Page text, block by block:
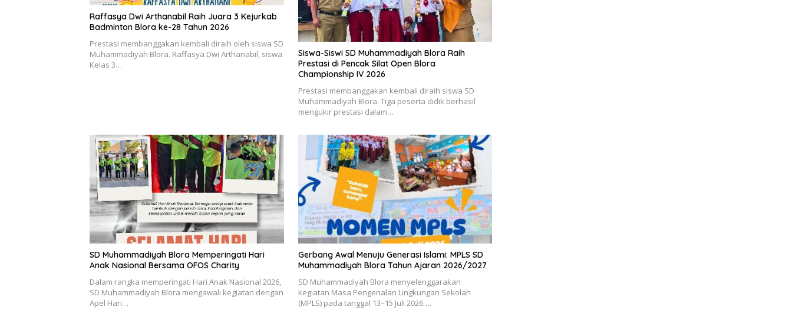
Raffasya Dwi Arthanabil Raih Juara 3 Kejurkab
Badminton Blora ke-28 Tahun 2026
Prestasi membanggakan kembali diraih oleh siswa SD
Muhammadiyah Blora. Raffasya Dwi Arthanabil, siswa
Kelas 3…
Siswa-Siswi SD Muhammadiyah Blora Raih
Prestasi di Pencak Silat Open Blora
Championship IV 2026
Prestasi membanggakan kembali diraih siswa SD
Muhammadiyah Blora. Tiga peserta didik berhasil
mengukir prestasi dalam…
SD Muhammadiyah Blora Memperingati Hari
Anak Nasional Bersama OFOS Charity
Dalam rangka memperingati Hari Anak Nasional 2026,
SD Muhammadiyah Blora mengawali kegiatan dengan
Apel Hari…
Gerbang Awal Menuju Generasi Islami: MPLS SD
Muhammadiyah Blora Tahun Ajaran 2026/2027
SD Muhammadiyah Blora menyelenggarakan
kegiatan Masa Pengenalan Lingkungan Sekolah
(MPLS) pada tanggal 13–15 Juli 2026….